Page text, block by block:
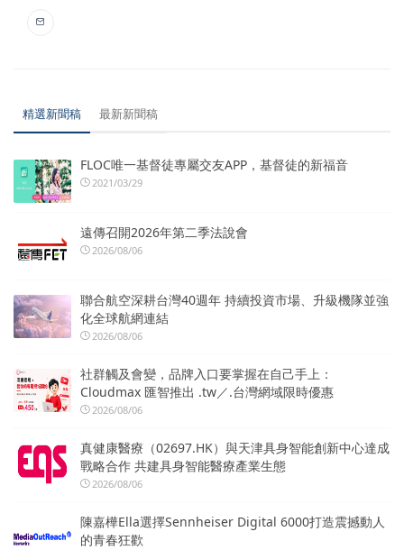
精選新聞稿 最新新聞稿
FLOC唯一基督徒專屬交友APP，基督徒的新福音
2021/03/29
遠傳召開2026年第二季法說會
2026/08/06
聯合航空深耕台灣40週年 持續投資市場、升級機隊並強
化全球航網連結
2026/08/06
社群觸及會變，品牌入口要掌握在自己手上：
Cloudmax 匯智推出 .tw／.台灣網域限時優惠
2026/08/06
真健康醫療（02697.HK）與天津具身智能創新中心達成
戰略合作 共建具身智能醫療產業生態
2026/08/06
陳嘉樺Ella選擇Sennheiser Digital 6000打造震撼動人
的青春狂歡